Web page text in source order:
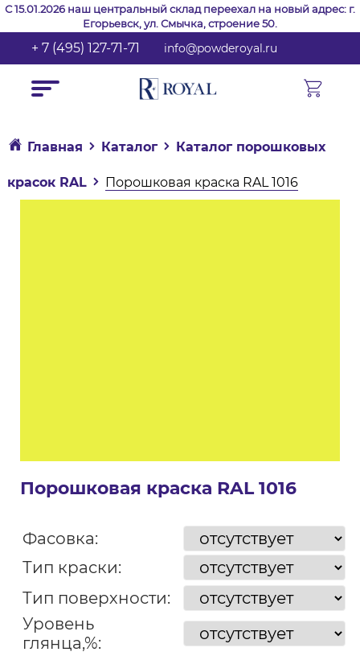
С 15.01.2026 наш центральный склад переехал на новый адрес: г.
Егорьевск, ул. Смычка, строение 50.
+ 7 (495) 127-71-71 info@powderoyal.ru
Главная Каталог Каталог порошковых
красок RAL Порошковая краска RAL 1016
Порошковая краска RAL 1016
Фасовка:
Тип краски:
Тип поверхности:
Уровень
глянца,%: